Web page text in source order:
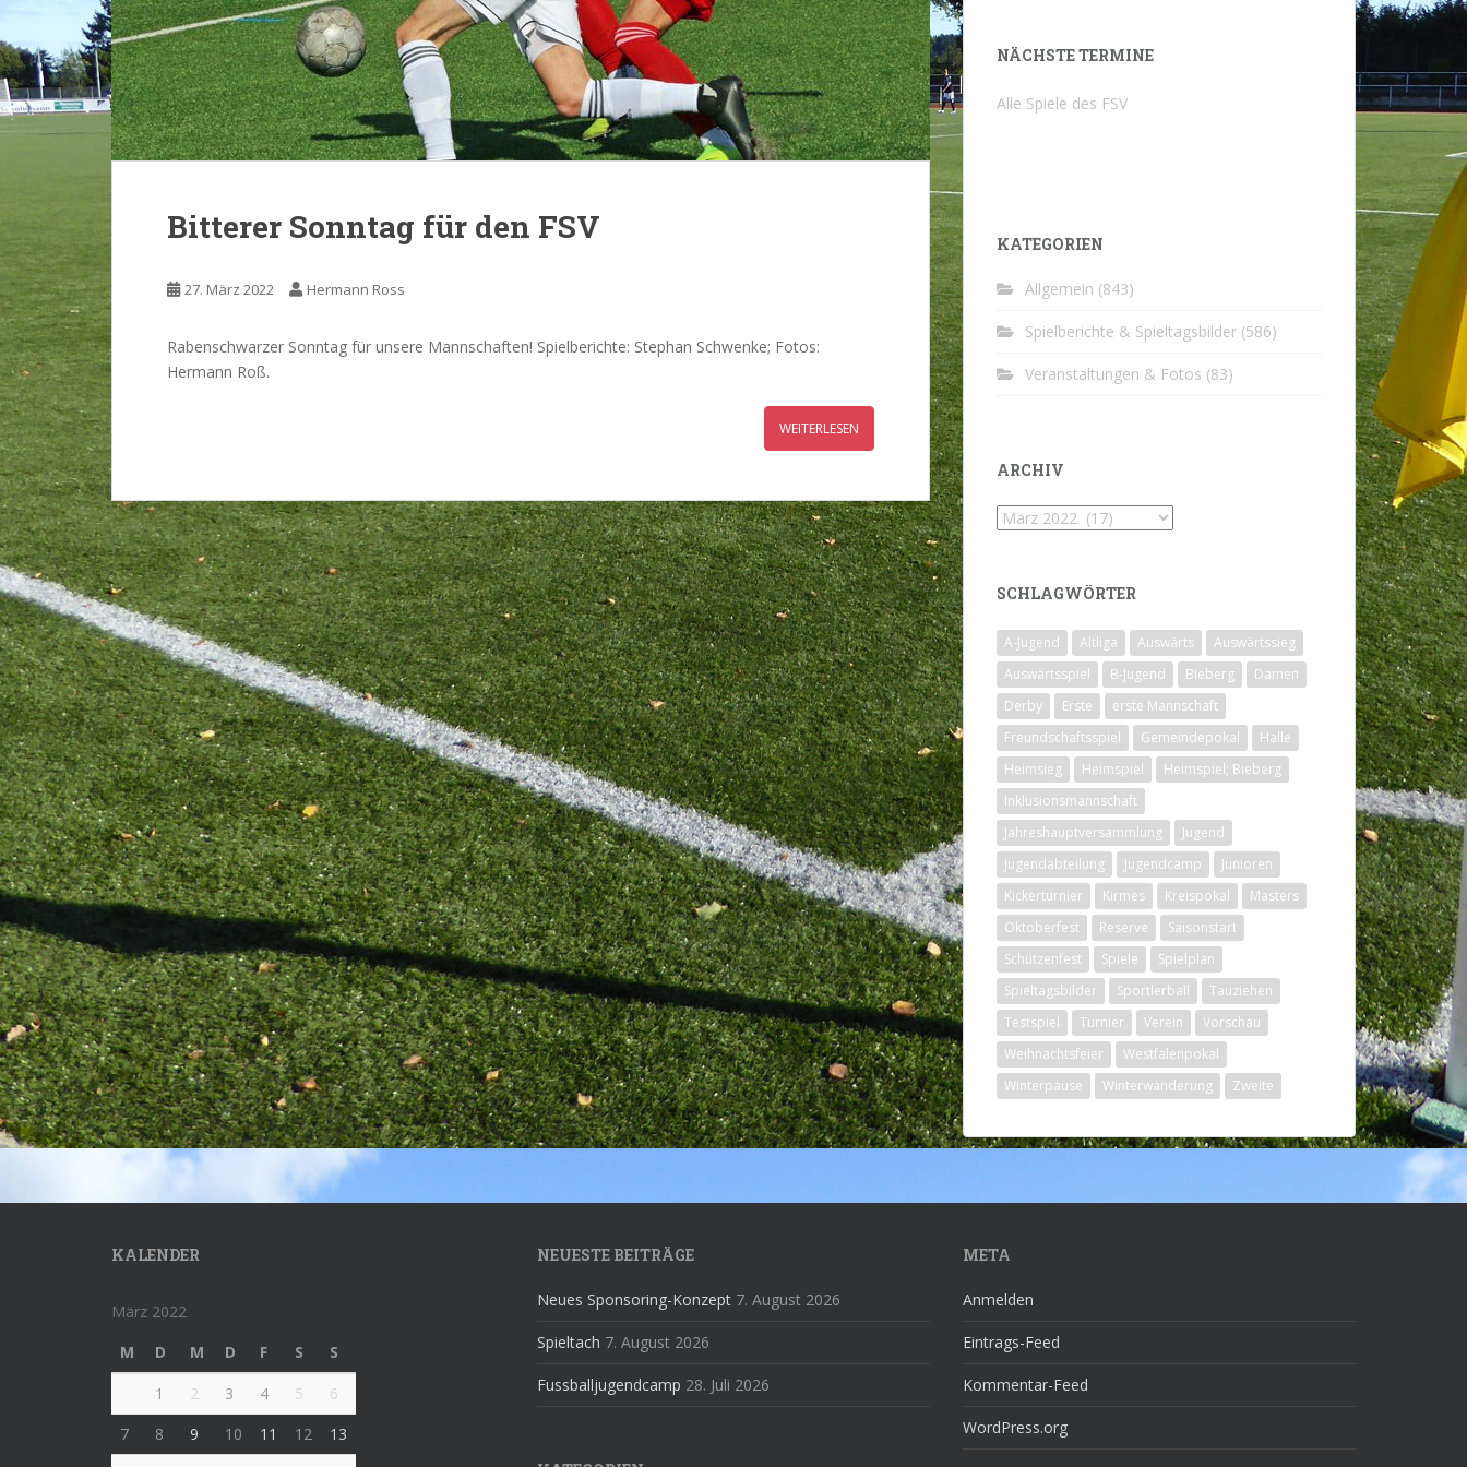
Bitterer Sonntag für den FSV
27. März 2022 Hermann Ross
Rabenschwarzer Sonntag für unsere Mannschaften! Spielberichte: Stephan Schwenke; Fotos:
Hermann Roß.
WEITERLESEN
NÄCHSTE TERMINE
Alle Spiele des FSV
KATEGORIEN
Allgemein (843)
Spielberichte & Spieltagsbilder (586)
Veranstaltungen & Fotos (83)
ARCHIV
Archiv
SCHLAGWÖRTER
A-Jugend Altliga Auswärts
Auswärtssieg
Auswärtsspiel
B-Jugend Bieberg
Damen
Derby
Erste
erste Mannschaft
Freundschaftsspiel
Gemeindepokal
Halle
Heimsieg
Heimspiel
Heimspiel; Bieberg
Inklusionsmannschaft
Jahreshauptversammlung
Jugend
Jugendabteilung
Jugendcamp
Junioren
Kickerturnier
Kirmes Kreispokal
Masters
Oktoberfest
Reserve
Saisonstart
Schützenfest
Spiele
Spielplan
Spieltagsbilder
Sportlerball
Tauziehen
Testspiel
Turnier Verein
Vorschau
Weihnachtsfeier
Westfalenpokal
Winterpause
Winterwanderung Zweite
KALENDER
März 2022
M
D M D F S
S
1
2 3 4 5
6
7
8 9 10 11 12
13
NEUESTE BEITRÄGE
Neues Sponsoring-Konzept 7. August 2026
Spieltach 7. August 2026
Fussballjugendcamp 28. Juli 2026
META
Anmelden
Eintrags-Feed
Kommentar-Feed
WordPress.org